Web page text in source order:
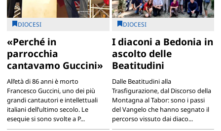
DIOCESI
«Perché in
parrocchia
cantavamo Guccini»
All’età di 86 anni è morto
Francesco Guccini, uno dei più
grandi cantautori e intellettuali
italiani dell’ultimo secolo. Le
esequie si sono svolte a P...
DIOCESI
I diaconi a Bedonia in
ascolto delle
Beatitudini
Dalle Beatitudini alla
Trasfigurazione, dal Discorso della
Montagna al Tabor: sono i passi
del Vangelo che hanno segnato il
percorso vissuto dai diaco...